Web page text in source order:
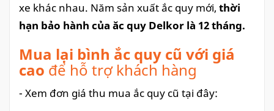
xe khác nhau. Năm sản xuất ắc quy mới, thời
hạn bảo hành của ăc quy Delkor là 12 tháng.
Mua lại bình ắc quy cũ với giá
cao để hỗ trợ khách hàng
- Xem đơn giá thu mua ắc quy cũ tại đây: